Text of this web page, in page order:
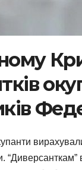
“Диверсанткам”